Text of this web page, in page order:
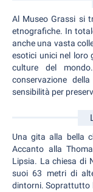
Al Museo Grassi si
etnografiche. In
anche una vasta
esotici unici nel loro
culture del
conservazione
sensibilità per
Una gita alla bella
Accanto alla
Lipsia. La chiesa di
suoi 63 metri di
dintorni. Soprattutto